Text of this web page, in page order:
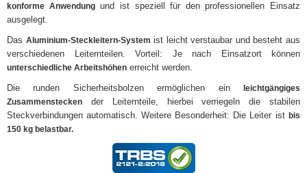
konforme Anwendungund ist speziell für den professionellen Einsatz
ausgelegt.
Das Aluminium-Steckleitern-System ist leicht verstaubar und besteht aus
verschiedenen Leiternteilen. Vorteil: Je nach Einsatzort können
unterschiedliche Arbeitshöhen erreicht werden.
Die runden Sicherheitsbolzen ermöglichen ein
leichtgängiges
Zusammenstecken der Leiternteile, hierbei verriegeln die stabilen
Steckverbindungen automatisch. Weitere Besonderheit: Die Leiter istbis
150 kg belastbar.